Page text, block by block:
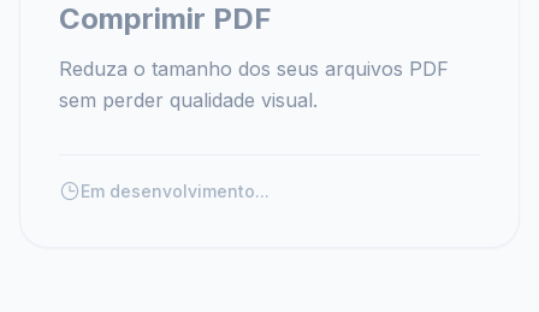
Comprimir PDF
Reduza o tamanho dos seus arquivos PDF
sem perder qualidade visual.
Em desenvolvimento...